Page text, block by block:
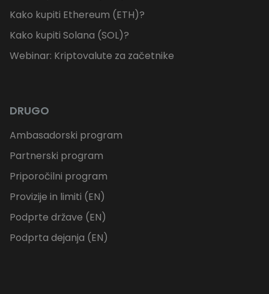
Kako kupiti Ethereum (ETH)?
Kako kupiti Solana (SOL)?
Webinar: Kriptovalute za začetnike
DRUGO
Ambasadorski program
Partnerski program
Priporočilni program
Provizije in limiti (EN)
Podprte države (EN)
Podprta dejanja (EN)